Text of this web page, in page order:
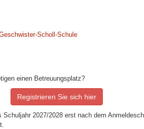
Scholl-Schule
einen Betreuungsplatz?
Registrieren Sie sich hier
2027/2028 erst nach dem